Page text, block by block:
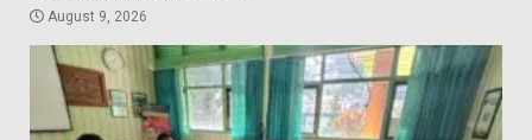
August 9, 2026